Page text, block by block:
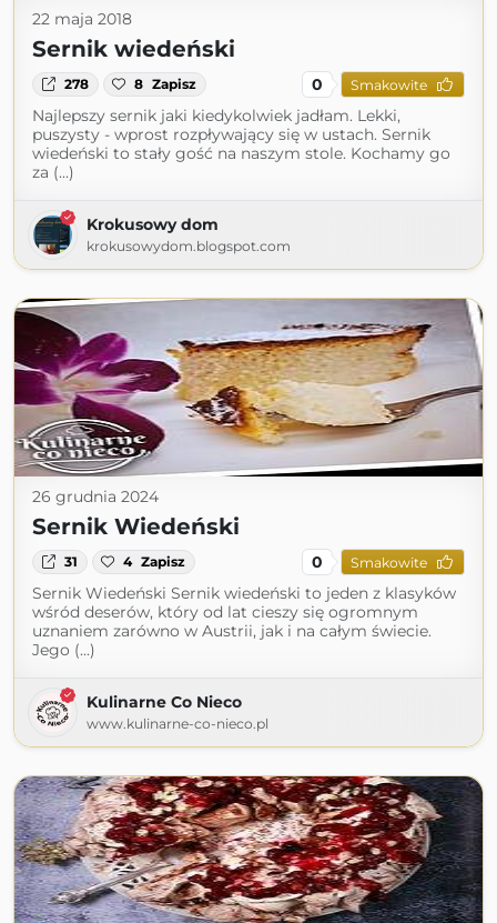
22 maja 2018
Sernik wiedeński
278 8 Zapisz 0 Smakowite
Najlepszy sernik jaki kiedykolwiek jadłam. Lekki,
puszysty - wprost rozpływający się w ustach. Sernik
wiedeński to stały gość na naszym stole. Kochamy go
za (...)
Krokusowy dom
krokusowydom.blogspot.com
26 grudnia 2024
Sernik Wiedeński
31 4 Zapisz 0 Smakowite
Sernik Wiedeński Sernik wiedeński to jeden z klasyków
wśród deserów, który od lat cieszy się ogromnym
uznaniem zarówno w Austrii, jak i na całym świecie.
Jego (...)
Kulinarne Co Nieco
www.kulinarne-co-nieco.pl